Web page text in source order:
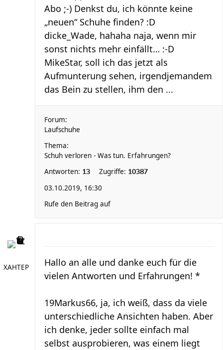
Abo ;-) Denkst du, ich könnte keine
„neuen“ Schuhe finden? :D
dicke_Wade, hahaha naja, wenn mir
sonst nichts mehr einfällt… :-D
MikeStar, soll ich das jetzt als
Aufmunterung sehen, irgendjemandem
das Bein zu stellen, ihm den ...
Forum:
Laufschuhe
Thema:
Schuh verloren - Was tun. Erfahrungen?
Antworten: 13 Zugriffe: 10387
03.10.2019, 16:30
Rufe den Beitrag auf
XAHTEP
Hallo an alle und danke euch für die
vielen Antworten und Erfahrungen! *
19Markus66, ja, ich weiß, dass da viele
unterschiedliche Ansichten haben. Aber
ich denke, jeder sollte einfach mal
selbst ausprobieren, was einem liegt